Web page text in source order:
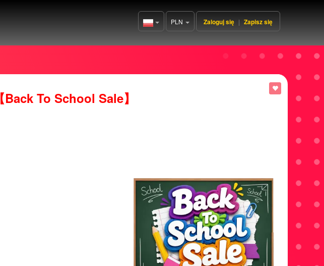
Poland(Polski)
PLN Zaloguj się | Zapisz się
【Back To School Sale】